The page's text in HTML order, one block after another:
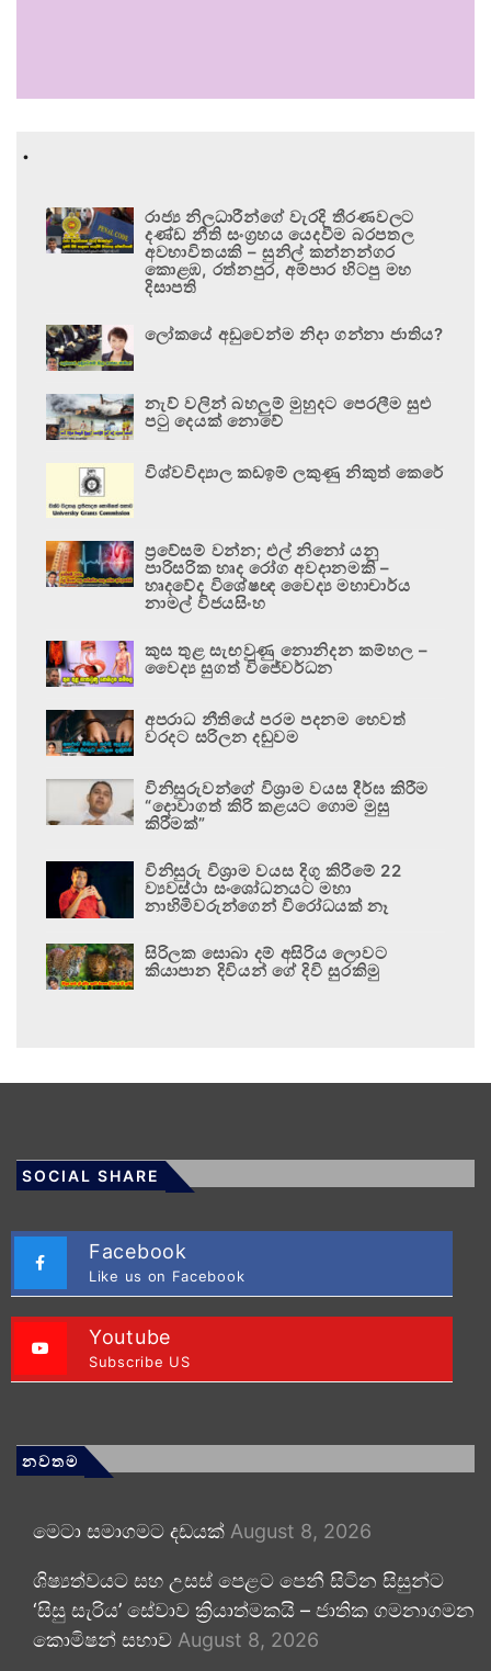
.
රාජ්‍ය නිලධාරීන්ගේ වැරදි තීරණවලට
දණ්ඩ නීති සංග්‍රහය යෙදවීම බරපතල
අවභාවිතයකි – සුනිල් කන්නන්ගර
කොළඹ, රත්නපුර, අම්පාර හිටපු මහ
දිසාපති
ලෝකයේ අඩුවෙන්ම නිදා ගන්නා ජාතිය?
නැව් වලින් බහලුම් මුහුදට පෙරලීම සුළු
පටු දෙයක් නොවේ
විශ්වවිද්‍යාල කඩඉම් ලකුණු නිකුත් කෙරේ
ප්‍රවේසම් වන්න; එල් නිනෝ යනු
පාරිසරික හෘද රෝග අවදානමකි –
හෘදවේද විශේෂඥ වෛද්‍ය මහාචාර්ය
නාමල් විජයසිංහ
කුස තුළ සැඟවුණු නොනිදන කම්හල –
වෛද්‍ය සුගත් විජේවර්ධන
අපරාධ නීතියේ පරම පදනම හෙවත්
වරදට සරිලන දඬුවම
විනිසුරුවන්ගේ විශ්‍රාම වයස දීර්ඝ කිරීම
“දොවාගත් කිරි කළයට ගොම මුසු
කිරීමක්”
විනිසුරු විශ්‍රාම වයස දිගු කිරීමේ 22
ව්‍යවස්ථා සංශෝධනයට මහා
නාහිමිවරුන්ගෙන් විරෝධයක් නෑ
සිරිලක සොබා දම් අසිරිය ලොවට
කියාපාන දිවියන් ගේ දිවි සුරකිමු
SOCIAL SHARE
Facebook
Like us on Facebook
Youtube
Subscribe US
නවතම
මෙටා සමාගමට දඩයක් August 8, 2026
ශිෂ්‍යත්වයට සහ උසස් පෙළට පෙනී සිටින සිසුන්ට
‘සිසු සැරිය’ සේවාව ක්‍රියාත්මකයි – ජාතික ගමනාගමන
කොමිෂන් සභාව August 8, 2026